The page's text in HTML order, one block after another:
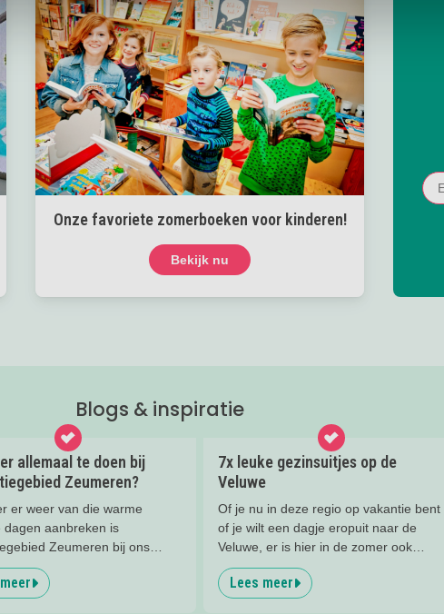
Onze favoriete zomerboeken voor kinderen!
Bekijk nu
Blogs & inspiratie
allemaal te doen bij
Zeumeren?
er weer van die warme
dagen aanbreken is
Zeumeren bij ons
Lekker afkoelen en zwemmen
gezin. Maar wist je dat
7x leuke gezinsuitjes op de
Veluwe
Of je nu in deze regio op vakantie bent
of je wilt een dagje eropuit naar de
Veluwe, er is hier in de zomer ook
zoveel te beleven!
Lees meer